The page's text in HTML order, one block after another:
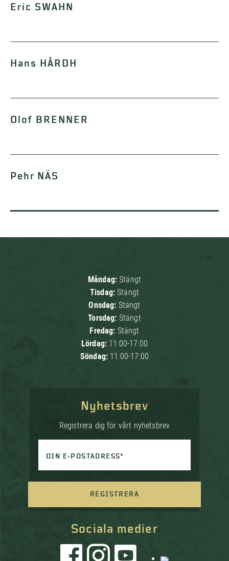
Eric SWAHN
Hans HÅRDH
Olof BRENNER
Pehr NÄS
Måndag:Stängt
Tisdag:Stängt
Onsdag: Stängt
Torsdag: Stängt
Fredag: Stängt
Lördag: 11:00-17:00
Söndag: 11:00-17:00
Sociala medier
Nyhetsbrev
Registrera dig för vårt nyhetsbrev
DIN E-POSTADRESS*
REGISTRERA